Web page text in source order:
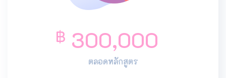
฿ 300,000
ตลอดหลักสูตร